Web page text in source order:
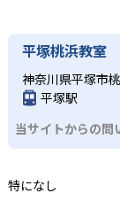
平塚桃浜教室
神奈川県平塚市
平塚駅
当サイトからの問
特になし